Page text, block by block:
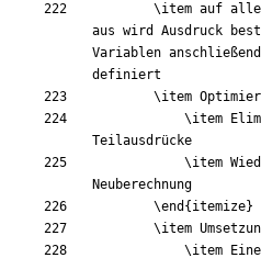
\item auf
aus wird Ausdruck
Variablen
\item
\item
\item
\end { itemize}
\item
\item